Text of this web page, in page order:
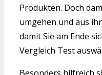
Produkten. Doch
umgehen und aus
damit Sie am Ende
Vergleich Test